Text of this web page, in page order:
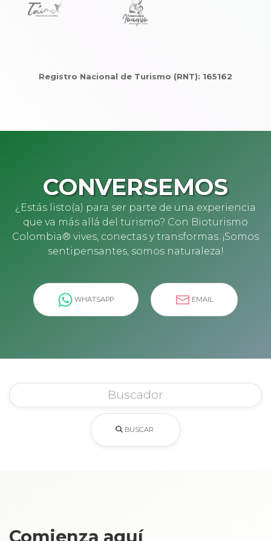
Registro Nacional de Turismo (RNT): 165162
CONVERSEMOS
¿Estás listo(a) para ser parte de una experiencia
que va más allá del turismo? Con Bioturismo
Colombia® vives, conectas y transformas. ¡Somos
sentipensantes, somos naturaleza!
WHATSAPP EMAIL
BUSCAR
Comienza aquí